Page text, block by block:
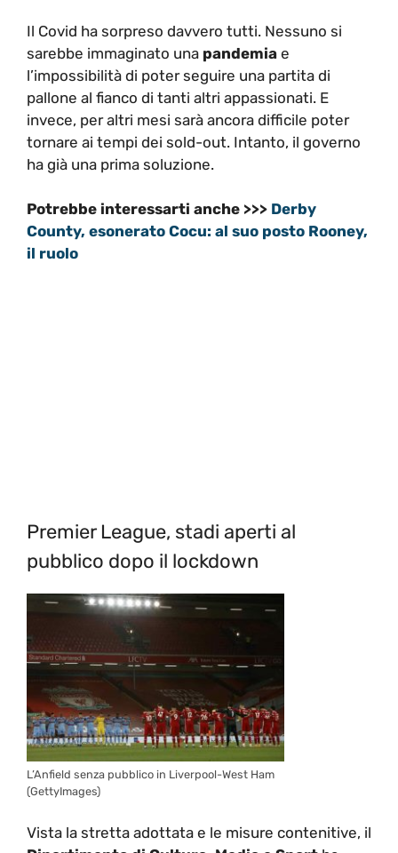
Il Covid ha sorpreso davvero tutti. Nessuno si
sarebbe immaginato una pandemia e
l’impossibilità di poter seguire una partita di
pallone al fianco di tanti altri appassionati. E
invece, per altri mesi sarà ancora difficile poter
tornare ai tempi dei sold-out. Intanto, il governo
ha già una prima soluzione.
Potrebbe interessarti anche >>> Derby
County, esonerato Cocu: al suo posto Rooney,
il ruolo
Premier League, stadi aperti al
pubblico dopo il lockdown
L’Anfield senza pubblico in Liverpool-West Ham
(GettyImages)
Vista la stretta adottata e le misure contenitive, il